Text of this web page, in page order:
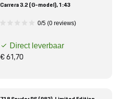
Carrera 3.2 (G-model), 1:43
0/5 (0 reviews)
Direct leverbaar
€ 61,70